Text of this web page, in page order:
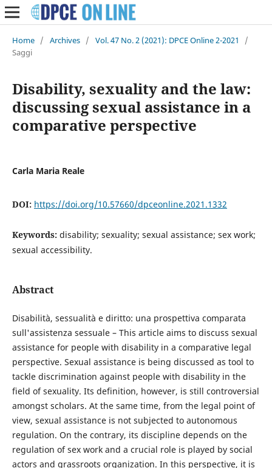
Home / Archives / Vol. 47 No. 2 (2021): DPCE Online 2-2021
/
Saggi
Disability, sexuality and the law:
discussing sexual assistance in a
comparative perspective
Carla Maria Reale
DOI: https://doi.org/10.57660/dpceonline.2021.1332
Keywords: disability; sexuality; sexual assistance; sex work;
sexual accessibility.
Abstract
Disabilità, sessualità e diritto: una prospettiva comparata
sull'assistenza sessuale – This article aims to discuss sexual
assistance for people with disability in a comparative legal
perspective. Sexual assistance is being discussed as tool to
tackle discrimination against people with disability in the
field of sexuality. Its definition, however, is still controversial
amongst scholars. At the same time, from the legal point of
view, sexual assistance is not subjected to autonomous
regulation. On the contrary, its discipline depends on the
regulation of sex work and a crucial role is played by social
actors and grassroots organization. In this perspective, it is